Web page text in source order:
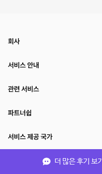
더 많은 후기 보기
회사
서비스 안내
관련 서비스
파트너쉽
서비스 제공 국가